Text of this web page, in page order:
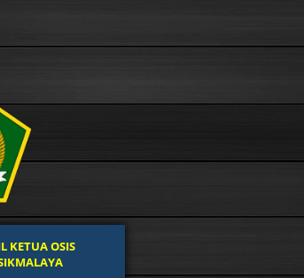
KETUA OSIS